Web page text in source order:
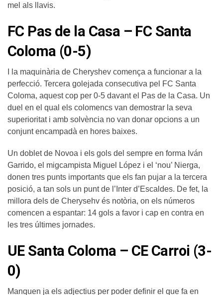
mel als llavis.
FC Pas de la Casa – FC Santa
Coloma (0-5)
I la maquinària de Cheryshev comença a funcionar a la
perfecció. Tercera golejada consecutiva pel FC Santa
Coloma, aquest cop per 0-5 davant el Pas de la Casa. Un
duel en el qual els colomencs van demostrar la seva
superioritat i amb solvència no van donar opcions a un
conjunt encampadà en hores baixes.
Un doblet de Novoa i els gols del sempre en forma Iván
Garrido, el migcampista Miguel López i el ‘nou’ Nierga,
donen tres punts importants que els fan pujar a la tercera
posició, a tan sols un punt de l’Inter d’Escaldes. De fet, la
millora dels de Cherysehv és notòria, on els números
comencen a espantar: 14 gols a favor i cap en contra en
les tres últimes jornades.
UE Santa Coloma – CE Carroi (3-
0)
Manquen ja els adjectius per poder definir el que fa en